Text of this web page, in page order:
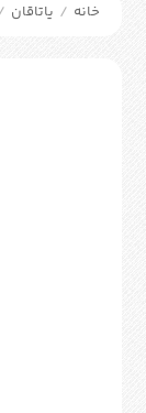
خانه / یاتاقان